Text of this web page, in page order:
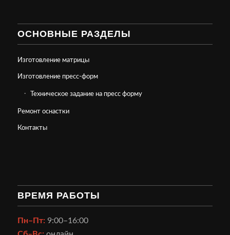
ОСНОВНЫЕ РАЗДЕЛЫ
Изготовление матрицы
Изготовление пресс-форм
Техническое задание на пресс форму
Ремонт оснастки
Контакты
ВРЕМЯ РАБОТЫ
Пн–Пт:9:00–16:00